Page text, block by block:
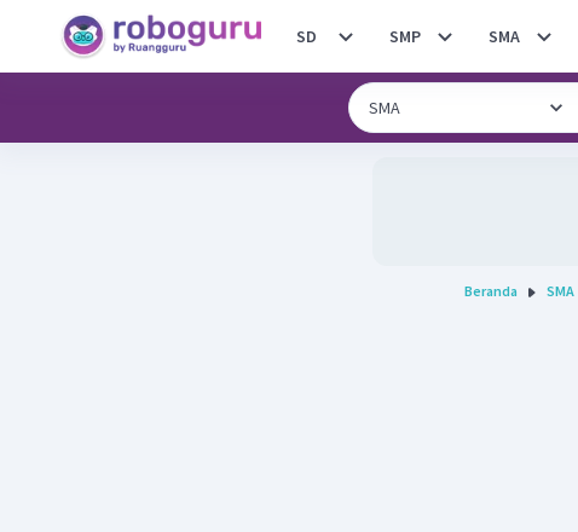
SD SMP SMA
Beranda SMA